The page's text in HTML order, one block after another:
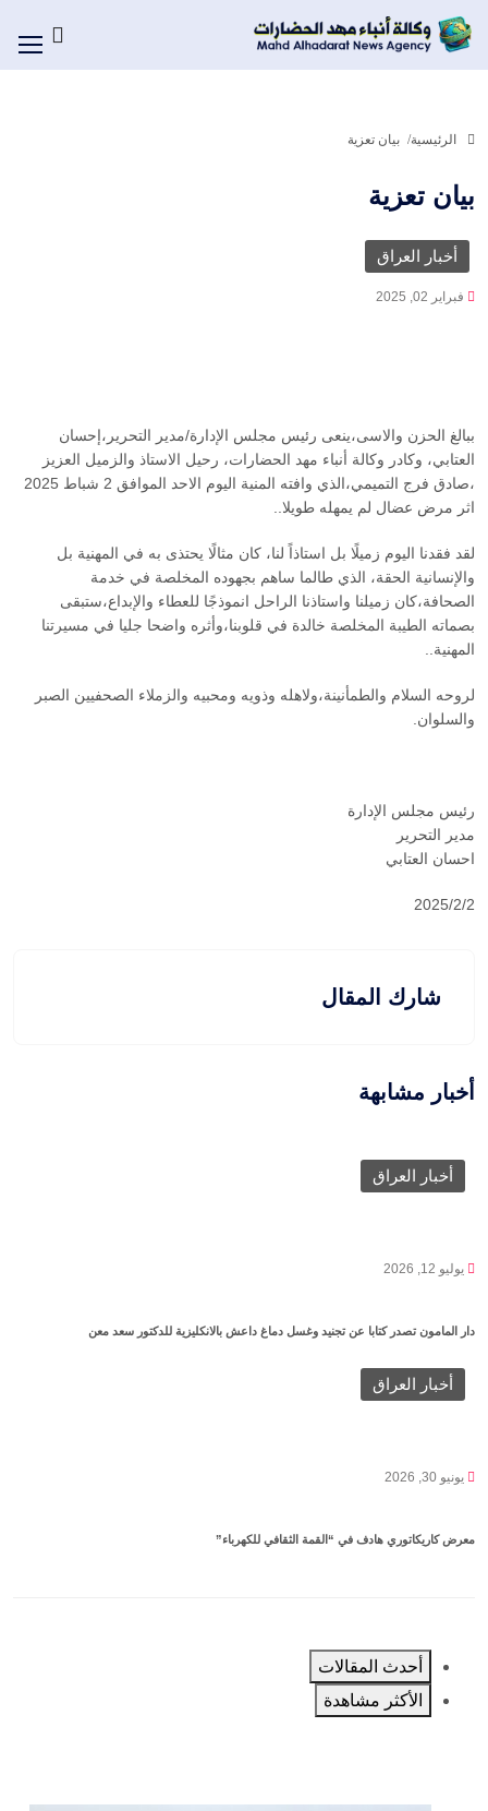
الرئيسية بيان تعزية
بيان تعزية
أخبار العراق
فبراير 02, 2025
ببالغ الحزن والاسى،ينعى رئيس مجلس الإدارة/مدير التحرير،إحسان
العتابي، وكادر وكالة أنباء مهد الحضارات، رحيل الاستاذ والزميل العزيز
،صادق فرج التميمي،الذي وافته المنية اليوم الاحد الموافق 2 شباط 2025
اثر مرض عضال لم يمهله طويلا..
لقد فقدنا اليوم زميلًا بل استاذاً لنا، كان مثالًا يحتذى به في المهنية بل
والإنسانية الحقة، الذي طالما ساهم بجهوده المخلصة في خدمة
الصحافة،كان زميلنا واستاذنا الراحل انموذجًا للعطاء والإبداع،ستبقى
بصماته الطيبة المخلصة خالدة في قلوبنا،وأثره واضحا جليا في مسيرتنا
المهنية..
لروحه السلام والطمأنينة،ولاهله وذويه ومحبيه والزملاء الصحفيين الصبر
والسلوان.
رئيس مجلس الإدارة
مدير التحرير
احسان العتابي
2025/2/2
شارك المقال
أخبار مشابهة
أخبار العراق
يوليو 12, 2026
دار المامون تصدر كتابا عن تجنيد وغسل دماغ داعش بالانكليزية للدكتور سعد معن
أخبار العراق
يونيو 30, 2026
معرض كاريكاتوري هادف في “القمة الثقافي للكهرباء”
أحدث المقالات
الأكثر مشاهدة